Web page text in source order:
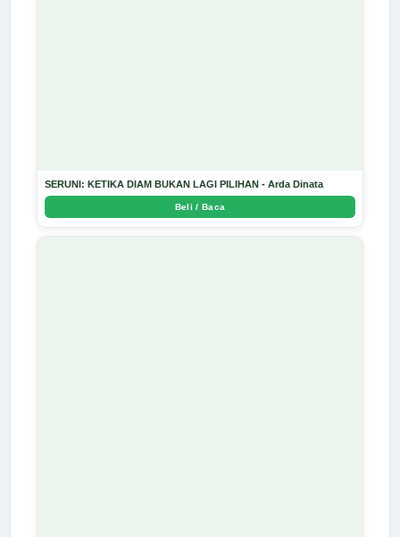
SERUNI: KETIKA DIAM BUKAN LAGI PILIHAN - Arda Dinata
Beli / Baca